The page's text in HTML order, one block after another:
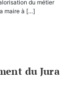
du métier
maire à […]
du Jura